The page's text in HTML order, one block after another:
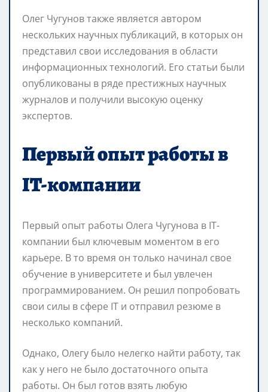
Олег Чугунов также является автором
нескольких научных публикаций, в которых он
представил свои исследования в области
информационных технологий. Его статьи были
опубликованы в ряде престижных научных
журналов и получили высокую оценку
экспертов.
Первый опыт работы в
IT-компании
Первый опыт работы Олега Чугунова в IT-
компании был ключевым моментом в его
карьере. В то время он только начинал свое
обучение в университете и был увлечен
программированием. Он решил попробовать
свои силы в сфере IT и отправил резюме в
несколько компаний.
Однако, Олегу было нелегко найти работу, так
как у него не было достаточного опыта
работы. Он был готов взять любую